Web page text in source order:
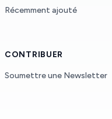
Récemment ajouté
CONTRIBUER
Soumettre une Newsletter